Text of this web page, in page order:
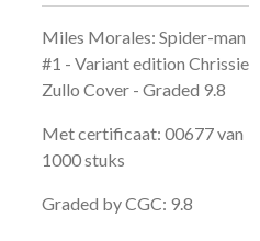
Miles Morales: Spider-man
#1 - Variant edition Chrissie
Zullo Cover - Graded 9.8
Met certificaat: 00677 van
1000 stuks
Graded by CGC: 9.8